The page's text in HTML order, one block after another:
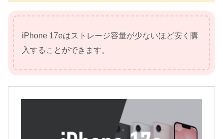
iPhone 17eはストレージ容量が少ないほど安く購
入することができます。